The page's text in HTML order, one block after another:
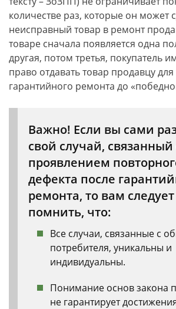
количестве раз, которые он может
неисправный товар в ремонт
товаре сначала появляется одна
другая, потом третья, покупатель
право отдавать товар продавцу
гарантийного ремонта до
Важно! Если вы сами
свой случай, связанный
проявлением
дефекта после
ремонта, то вам следует
помнить, что:
Все случаи, связанные с
потребителя, уникальны и
индивидуальны.
Понимание основ закона
не гарантирует